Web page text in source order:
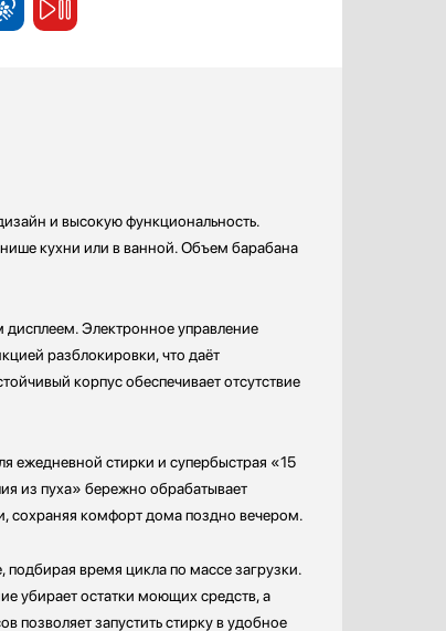
и высокую функциональность.
кухни или в ванной. Объем барабана
Электронное управление
разблокировки, что даёт
корпус обеспечивает отсутствие
ежедневной стирки и супербыстрая «15
из пуха» бережно обрабатывает
сохраняя комфорт дома поздно вечером.
время цикла по массе загрузки.
убирает остатки моющих средств, а
запустить стирку в удобное